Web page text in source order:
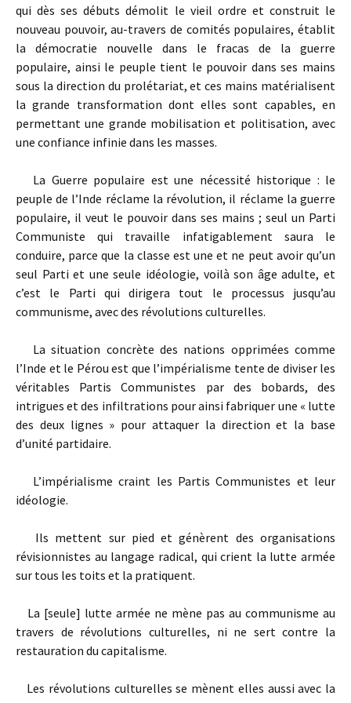
qui dès ses débuts démolit le vieil ordre et construit le
nouveau pouvoir, au-travers de comités populaires, établit
la démocratie nouvelle dans le fracas de la guerre
populaire, ainsi le peuple tient le pouvoir dans ses mains
sous la direction du prolétariat, et ces mains matérialisent
la grande transformation dont elles sont capables, en
permettant une grande mobilisation et politisation, avec
une confiance infinie dans les masses.
La Guerre populaire est une nécessité historique : le
peuple de l’Inde réclame la révolution, il réclame la guerre
populaire, il veut le pouvoir dans ses mains ; seul un Parti
Communiste qui travaille infatigablement saura le
conduire, parce que la classe est une et ne peut avoir qu’un
seul Parti et une seule idéologie, voilà son âge adulte, et
c’est le Parti qui dirigera tout le processus jusqu’au
communisme, avec des révolutions culturelles.
La situation concrète des nations opprimées comme
l’Inde et le Pérou est que l’impérialisme tente de diviser les
véritables Partis Communistes par des bobards, des
intrigues et des infiltrations pour ainsi fabriquer une « lutte
des deux lignes » pour attaquer la direction et la base
d’unité partidaire.
L’impérialisme craint les Partis Communistes et leur
idéologie.
Ils mettent sur pied et génèrent des organisations
révisionnistes au langage radical, qui crient la lutte armée
sur tous les toits et la pratiquent.
La [seule] lutte armée ne mène pas au communisme au
travers de révolutions culturelles, ni ne sert contre la
restauration du capitalisme.
Les révolutions culturelles se mènent elles aussi avec la